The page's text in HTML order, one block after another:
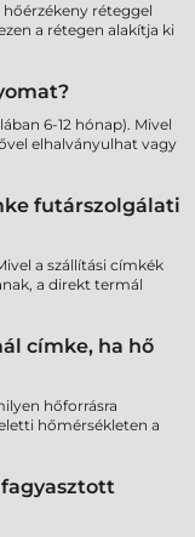
réteggel
a rétegen alakítja ki
6-12 hónap). Mivel
elhalványulhat vagy
futárszolgálati
a szállítási címkék
a direkt termál
címke, ha hő
hőforrásra
hőmérsékleten a